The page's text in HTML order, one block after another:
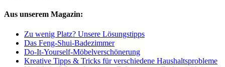
Aus unserem Magazin:
Zu wenig Platz? Unsere Lösungstipps
Das Feng-Shui-Badezimmer
Do-It-Yourself-Möbelverschönerung
Kreative Tipps & Tricks für verschiedene Haushaltsprobleme